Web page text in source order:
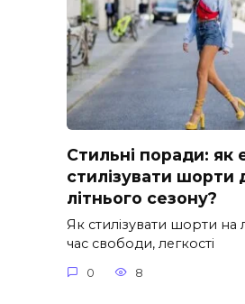
Стильні поради: як
стилізувати шорти
літнього сезону?
Як стилізувати шорти на
час свободи, легкості
0 8